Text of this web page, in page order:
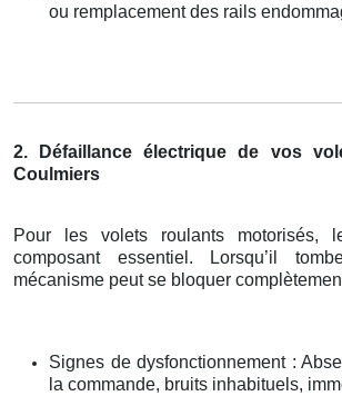
ou remplacement des rails
2. Défaillance électrique de vos
Coulmiers
Pour les volets roulants motorisés,
composant essentiel. Lorsqu’il
mécanisme peut se bloquer
Signes de dysfonctionnement :
la commande, bruits inhabituels,